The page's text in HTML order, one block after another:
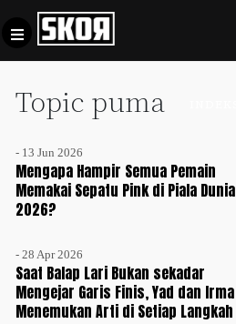
Topic puma
- 13 Jun 2026
Mengapa Hampir Semua Pemain
Memakai Sepatu Pink di Piala Dunia
2026?
- 28 Apr 2026
Saat Balap Lari Bukan sekadar
Mengejar Garis Finis, Yad dan Irma
Menemukan Arti di Setiap Langkah
Football +
Culture +
Timnas
Indonesia
Privacy
Pedoman
Pemberitaan
Media
Disclaimer
Tentang